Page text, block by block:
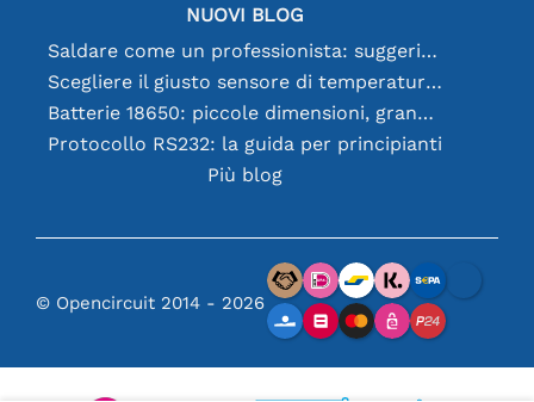
NUOVI BLOG
Saldare come un professionista: suggerimenti per connessioni elettroniche perfette
Scegliere il giusto sensore di temperatura [youtube]
Batterie 18650: piccole dimensioni, grandi prestazioni
Protocollo RS232: la guida per principianti
Più blog
© Opencircuit 2014 - 2026